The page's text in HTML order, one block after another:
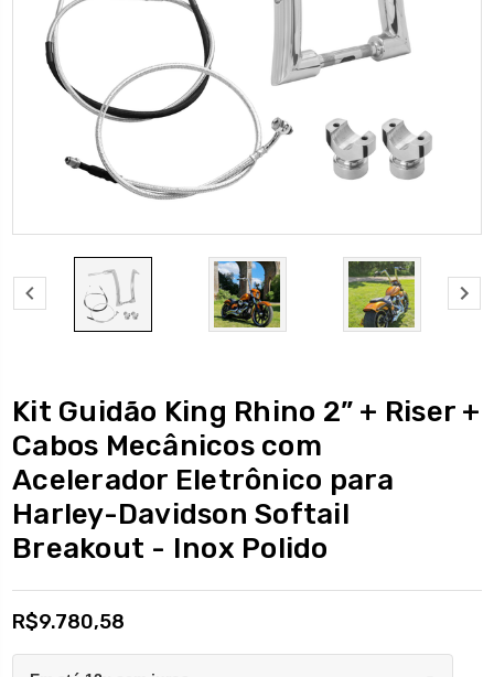
Kit Guidão King Rhino 2” + Riser +
Cabos Mecânicos com
Acelerador Eletrônico para
Harley-Davidson Softail
Breakout - Inox Polido
R$9.780,58